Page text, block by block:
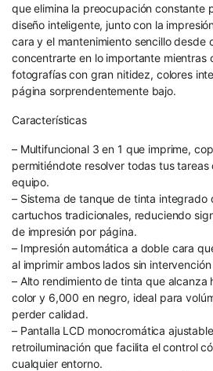
que elimina la preocupación constante
diseño inteligente, junto con la
cara y el mantenimiento sencillo desde
concentrarte en lo importante mientras
fotografías con gran nitidez, colores
página sorprendentemente bajo.
Características
– Multifuncional 3 en 1 que imprime,
permitiéndote resolver todas tus tareas
equipo.
– Sistema de tanque de tinta integrado
cartuchos tradicionales, reduciendo
de impresión por página.
– Impresión automática a doble cara
al imprimir ambos lados sin intervención
– Alto rendimiento de tinta que alcanza
color y 6,000 en negro, ideal para
perder calidad.
– Pantalla LCD monocromática
retroiluminación que facilita el control
cualquier entorno.